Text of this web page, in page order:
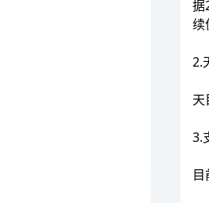
据
续
2.
天
3.
目